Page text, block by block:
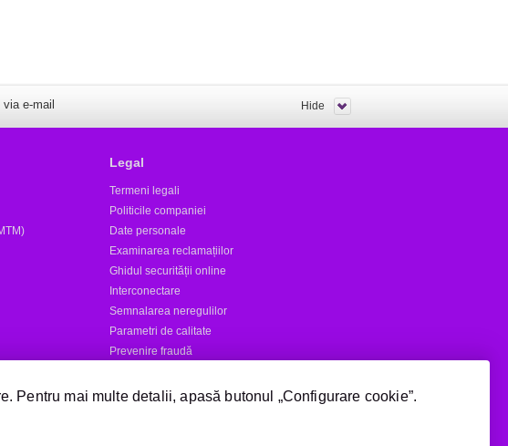
e-mail Hide
Legal
Termeni legali
Politicile companiei
Date personale
Examinarea reclamațiilor
Ghidul securității online
Interconectare
Semnalarea neregulilor
Parametri de calitate
Prevenire fraudă
Pentru mai multe detalii, apasă butonul „Configurare cookie”.